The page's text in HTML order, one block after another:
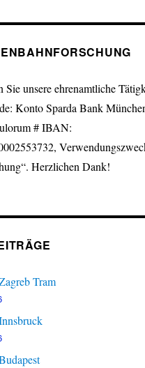
Sie unsere ehrenamtliche
Konto Sparda Bank
# IBAN:
Herzlichen Dank!
Tram